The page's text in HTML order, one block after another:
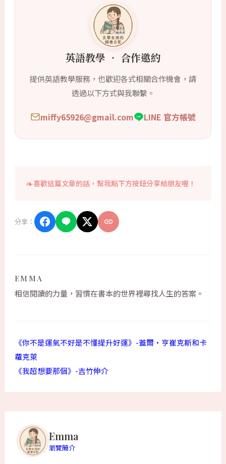
英語教學 ‧ 合作邀約
提供英語教學服務，也歡迎各式相關合作機會，請
透過以下方式與我聯繫。
miffy65926@gmail.com LINE 官方帳號
喜歡這篇文章的話，幫我點下方按鈕分享給朋友喔！
分享：
EMMA
相信閱讀的力量，習慣在書本的世界裡尋找人生的答案。
《你不是運氣不好是不懂提升好運》-蓋爾·亨崔克斯和卡
蘿克萊
《我超想要那個》-吉竹伸介
Emma
瀏覽簡介